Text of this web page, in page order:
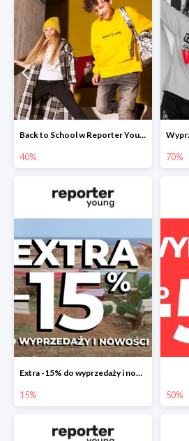
Back to School w Reporter Young - druga tańsza sztuka -40%
40% 70%
Extra -15% do wyprzedaży i nowości
15% 50%